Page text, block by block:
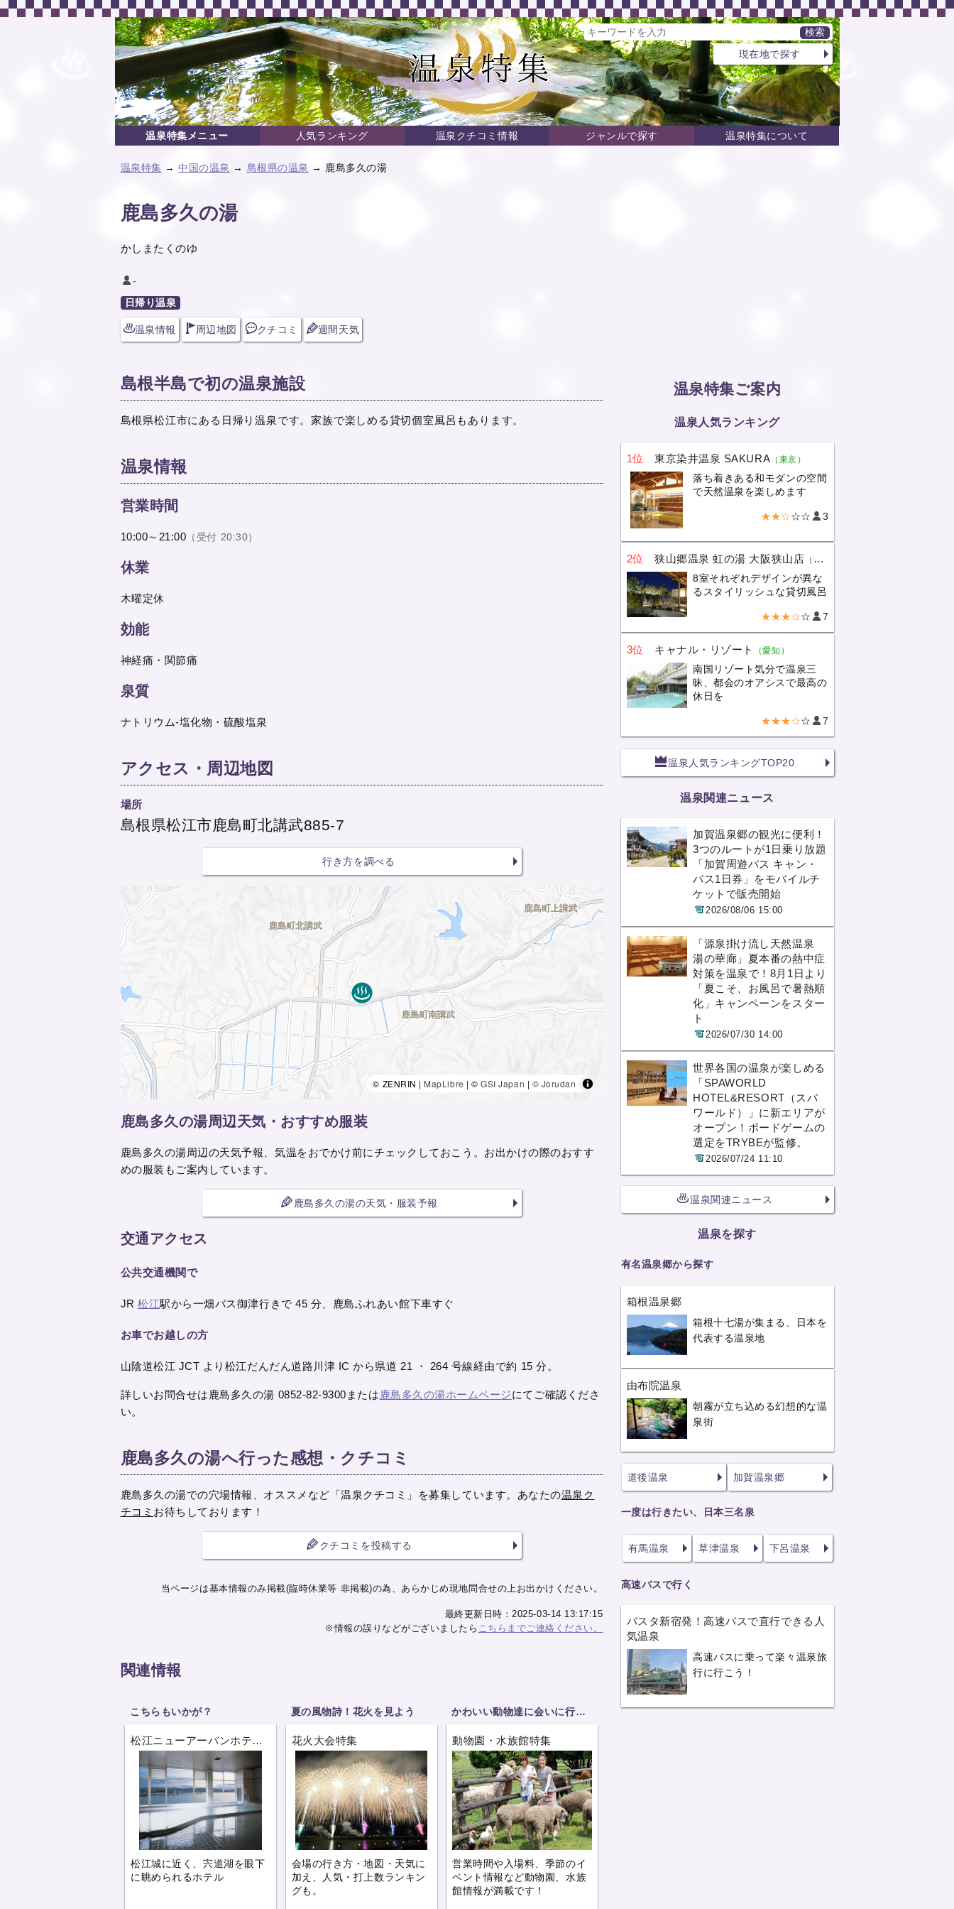
温泉特集メニュー 人気ランキング 温泉クチコミ情報 ジャンルで探す 温泉特集について
現在地で探す
温泉特集 →中国の温泉 → 島根県の温泉 → 鹿島多久の湯
鹿島多久の湯
かしまたくのゆ
-
日帰り温泉
温泉情報 周辺地図 クチコミ 週間天気
島根半島で初の温泉施設
島根県松江市にある日帰り温泉です。家族で楽しめる貸切個室風呂もあります。
温泉情報
営業時間
10:00～21:00 （受付 20:30）
休業
木曜定休
効能
神経痛・関節痛
泉質
ナトリウム-塩化物・硫酸塩泉
アクセス・周辺地図
場所
島根県松江市鹿島町北講武885-7
行き方を調べる
© ZENRIN | MapLibre | ©GSI Japan | © Jorudan
鹿島多久の湯周辺天気・おすすめ服装
鹿島多久の湯周辺の天気予報、気温をおでかけ前にチェックしておこう。お出かけの際のおすす
めの服装もご案内しています。
鹿島多久の湯の天気・服装予報
交通アクセス
公共交通機関で
JR松江駅から一畑バス御津行きで 45 分、鹿島ふれあい館下車すぐ
お車でお越しの方
山陰道松江 JCT より松江だんだん道路川津 IC から県道 21 ・ 264 号線経由で約 15 分。
詳しいお問合せは鹿島多久の湯 0852-82-9300または 鹿島多久の湯ホームページにてご確認くださ
い。
鹿島多久の湯へ行った感想・クチコミ
鹿島多久の湯での穴場情報、オススメなど「温泉クチコミ」を募集しています。あなたの温泉ク
チコミ お待ちしております！
クチコミを投稿する
当ページは基本情報のみ掲載(臨時休業等 非掲載)の為、あらかじめ現地問合せの上お出かけください。
最終更新日時：2025-03-14 13:17:15
※情報の誤りなどがございましたら こちらまでご連絡ください。
関連情報
こちらもいかが？
松江ニューアーバンホテル （島根）
松江城に近く、宍道湖を眼下
に眺められるホテル
夏の風物詩！花火を見よう
花火大会特集
会場の行き方・地図・天気に
加え、人気・打上数ランキン
グも。
かわいい動物達に会いに行こう
動物園・水族館特集
営業時間や入場料、季節のイ
ベント情報など動物園、水族
館情報が満載です！
温泉特集ご案内
温泉人気ランキング
1位 東京染井温泉 SAKURA （東京）
落ち着きある和モダンの空間
で天然温泉を楽しめます
★★☆☆☆ 3
2位 狭山郷温泉 虹の湯 大阪狭山店 （大阪）
8室それぞれデザインが異な
るスタイリッシュな貸切風呂
★★★☆☆ 7
3位 キャナル・リゾート （愛知）
南国リゾート気分で温泉三
昧、都会のオアシスで最高の
休日を
★★★☆☆ 7
温泉人気ランキングTOP20
温泉関連ニュース
加賀温泉郷の観光に便利！
3つのルートが1日乗り放題
「加賀周遊バス キャン・
バス1日券」をモバイルチ
ケットで販売開始
2026/08/06 15:00
「源泉掛け流し天然温泉
湯の華廊」夏本番の熱中症
対策を温泉で！8月1日より
「夏こそ、お風呂で暑熱順
化」キャンペーンをスター
ト
2026/07/30 14:00
世界各国の温泉が楽しめる
「SPAWORLD
HOTEL&RESORT（スパ
ワールド）」に新エリアが
オープン！ボードゲームの
選定をTRYBEが監修。
2026/07/24 11:10
温泉関連ニュース
温泉を探す
有名温泉郷から探す
箱根温泉郷
箱根十七湯が集まる、日本を
代表する温泉地
由布院温泉
朝霧が立ち込める幻想的な温
泉街
道後温泉 加賀温泉郷
一度は行きたい、日本三名泉
有馬温泉 草津温泉 下呂温泉
高速バスで行く
バスタ新宿発！高速バスで直行できる人
気温泉
高速バスに乗って楽々温泉旅
行に行こう！